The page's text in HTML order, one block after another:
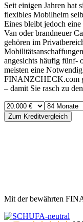
Seit einigen Jahren hat
flexibles Mobilheim
Eines bleibt jedoch
Van oder brandneuer
gehören im
angesichts häufig fünf-
meisten eine
FINANZCHECK.com
– damit Sie rasch zu
Zum Kreditvergleich
Mit der bewährten